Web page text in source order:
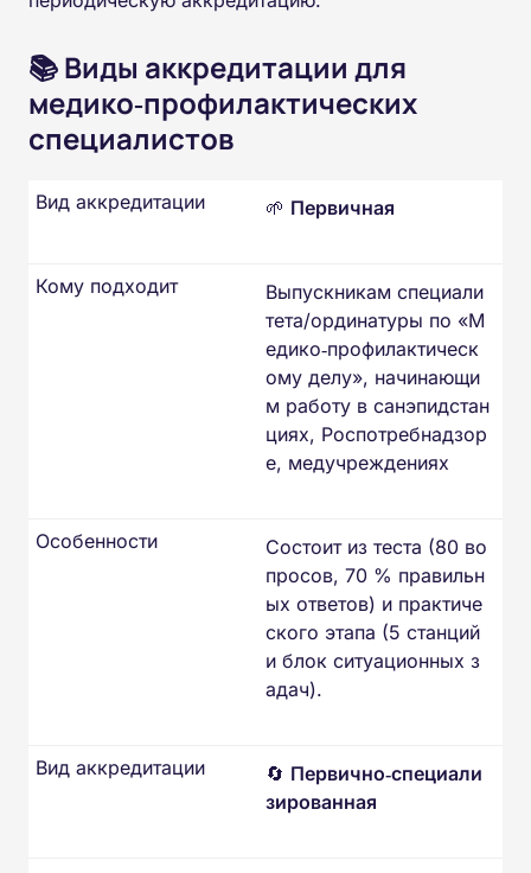
📚 Виды аккредитации для
медико‑профилактических
специалистов
🌱 Первичная
Вид аккредитации
Выпускникам специали
тета/ординатуры по «М
едико‑профилактическ
ому делу», начинающи
м работу в санэпидстан
циях, Роспотребнадзор
е, медучреждениях
Кому подходит
Состоит из теста (80 во
просов, 70 % правильн
ых ответов) и практиче
ского этапа (5 станций
и блок ситуационных з
адач).
Особенности
🔄 Первично‑специали
зированная
Вид аккредитации